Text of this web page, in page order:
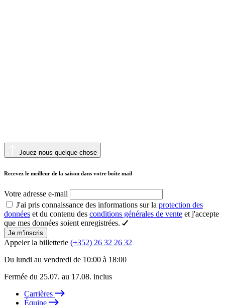
Jouez-nous quelque chose
Recevez le meilleur de la saison dans votre boîte mail
Votre adresse e-mail
J'ai pris connaissance des informations sur la protection des
données et du contenu des conditions générales de vente et j'accepte
que mes données soient enregistrées.
Je m’inscris
Appeler la billetterie (+352) 26 32 26 32
Du lundi au vendredi de 10:00 à 18:00
Fermée du 25.07. au 17.08. inclus
Carrières
Équipe